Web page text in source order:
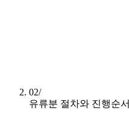
02/
유류분 절차와 진행순서